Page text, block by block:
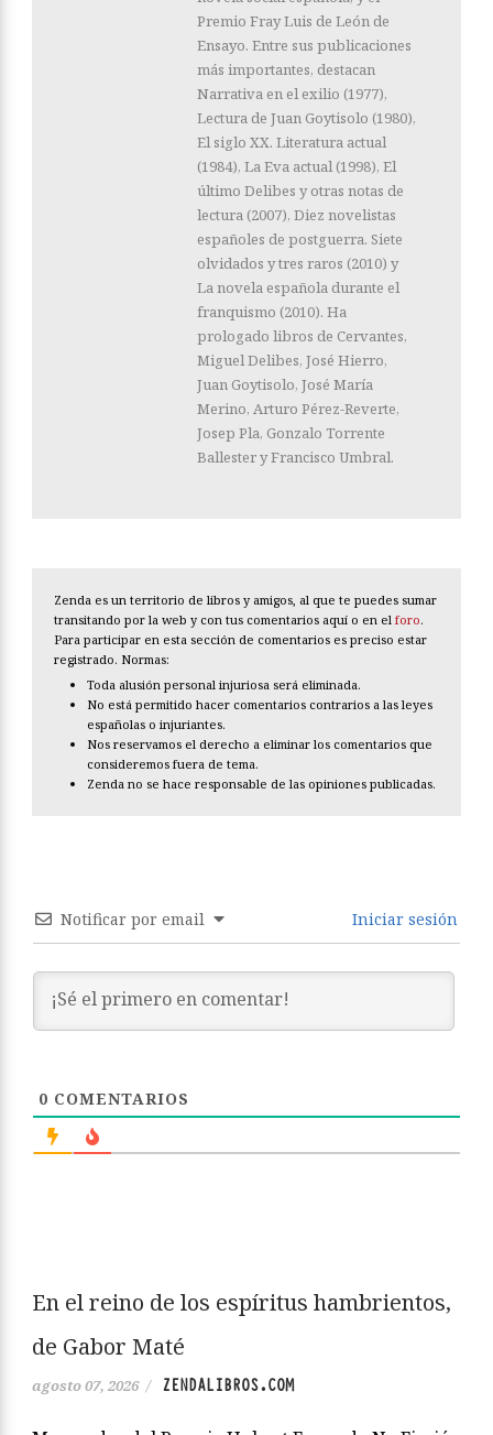
Premio Fray Luis de León de
Ensayo. Entre sus publicaciones
más importantes, destacan
Narrativa en el exilio (1977),
Lectura de Juan Goytisolo (1980),
El siglo XX. Literatura actual
(1984), La Eva actual (1998), El
último Delibes y otras notas de
lectura (2007), Diez novelistas
españoles de postgue­rra. Siete
olvidados y tres raros (2010) y
La novela española durante el
franquismo (2010). Ha
prologado libros de Cervantes,
Miguel Delibes, José Hierro,
Juan Goytisolo, José María
Merino, Arturo Pérez-Reverte,
Josep Pla, Gonzalo Torrente
Ballester y Francisco Umbral.
Zenda es un territorio de libros y amigos, al que te puedes sumar
transitando por la web y con tus comentarios aquí o en el foro.
Para participar en esta sección de comentarios es preciso estar
registrado. Normas:
Toda alusión personal injuriosa será eliminada.
No está permitido hacer comentarios contrarios a las leyes
españolas o injuriantes.
Nos reservamos el derecho a eliminar los comentarios que
consideremos fuera de tema.
Zenda no se hace responsable de las opiniones publicadas.
Notificar por email Iniciar sesión
0 COMENTARIOS
En el reino de los espíritus hambrientos,
de Gabor Maté
agosto 07, 2026 / ZENDALIBROS.COM